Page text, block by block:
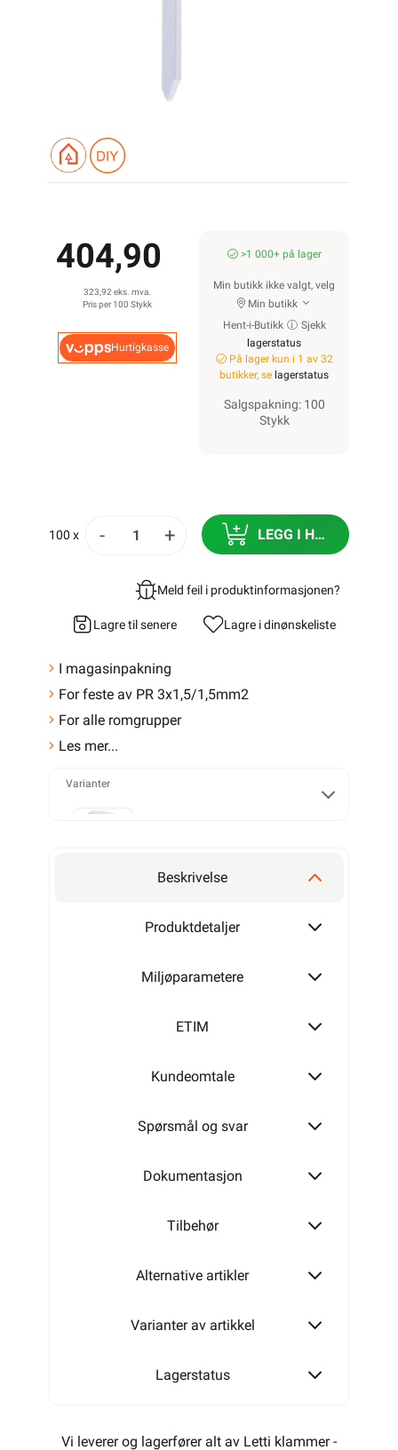
404,90
323,92 eks. mva.
Pris per 100 Stykk
Hurtigkasse
>1 000+ på lager
Min butikk ikke valgt, velg
Min butikk
Hent-i-Butikk
Sjekk
lagerstatus
På lager kun i 1 av 32
butikker, se lagerstatus
Salgspakning: 100
Stykk
100 x - + LEGG I HANDLEKURV
Meld feil i produktinformasjonen?
Lagre til senere Lagre i dinønskeliste
I magasinpakning
For feste av PR 3x1,5/1,5mm2
For alle romgrupper
Les mer...
Varianter
MAGASINKLAMMER 8-O-25
MAGASINKLAMMER 9-O-25
PH
MAGASINKLAMMER 10-R-16
Beskrivelse
Produktdetaljer
Miljøparametere
ETIM
Kundeomtale
Spørsmål og svar
Dokumentasjon
Tilbehør
Alternative artikler
Varianter av artikkel
Lagerstatus
Vi leverer og lagerfører alt av Letti klammer -